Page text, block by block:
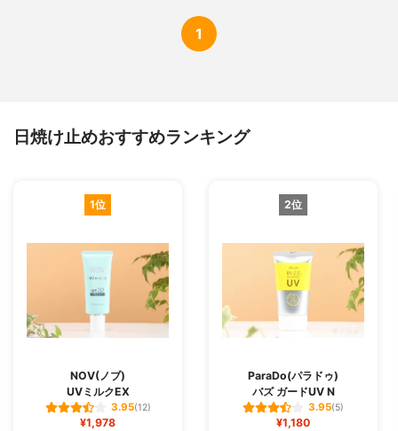
1
日焼け止めおすすめランキング
1位
NOV(ノブ)
UVミルクEX
3.95(12)
¥1,978
2位
ParaDo(パラドゥ)
バズ ガードUV N
3.95(5)
¥1,180